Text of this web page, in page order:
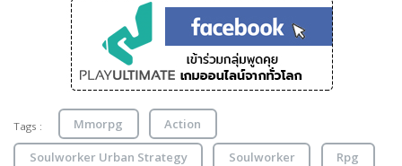
Tags : Mmorpg Action
Soulworker Urban Strategy Soulworker Rpg